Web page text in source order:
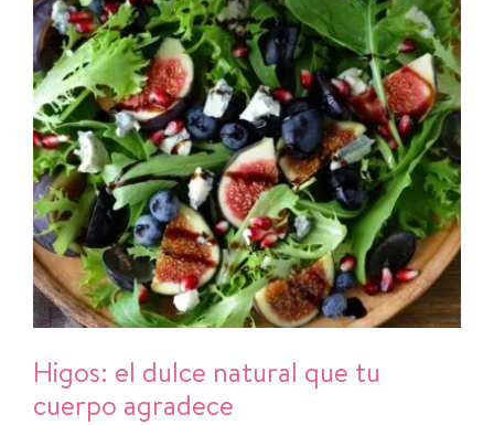
Higos: el dulce natural que tu
cuerpo agradece